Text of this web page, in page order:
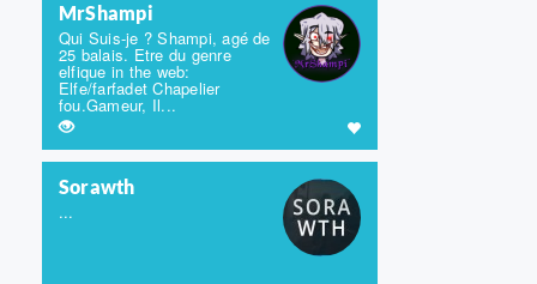
MrShampi
Qui Suis-je ? Shampi, agé de
25 balais. Etre du genre
elfique in the web:
Elfe/farfadet Chapelier
fou.Gameur, Il...
Sorawth
...